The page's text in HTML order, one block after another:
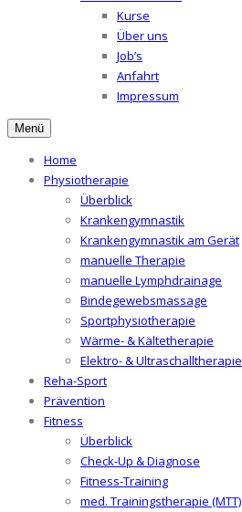
Kurse
Über uns
Job’s
Anfahrt
Impressum
Menü
Home
Physiotherapie
Überblick
Krankengymnastik
Krankengymnastik am Gerät
manuelle Therapie
manuelle Lymphdrainage
Bindegewebsmassage
Sportphysiotherapie
Wärme- & Kältetherapie
Elektro- & Ultraschalltherapie
Reha-Sport
Prävention
Fitness
Überblick
Check-Up & Diagnose
Fitness-Training
med. Trainingstherapie (MTT)